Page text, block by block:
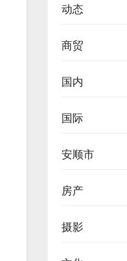
动态
商贸
国内
国际
安顺市
房产
摄影